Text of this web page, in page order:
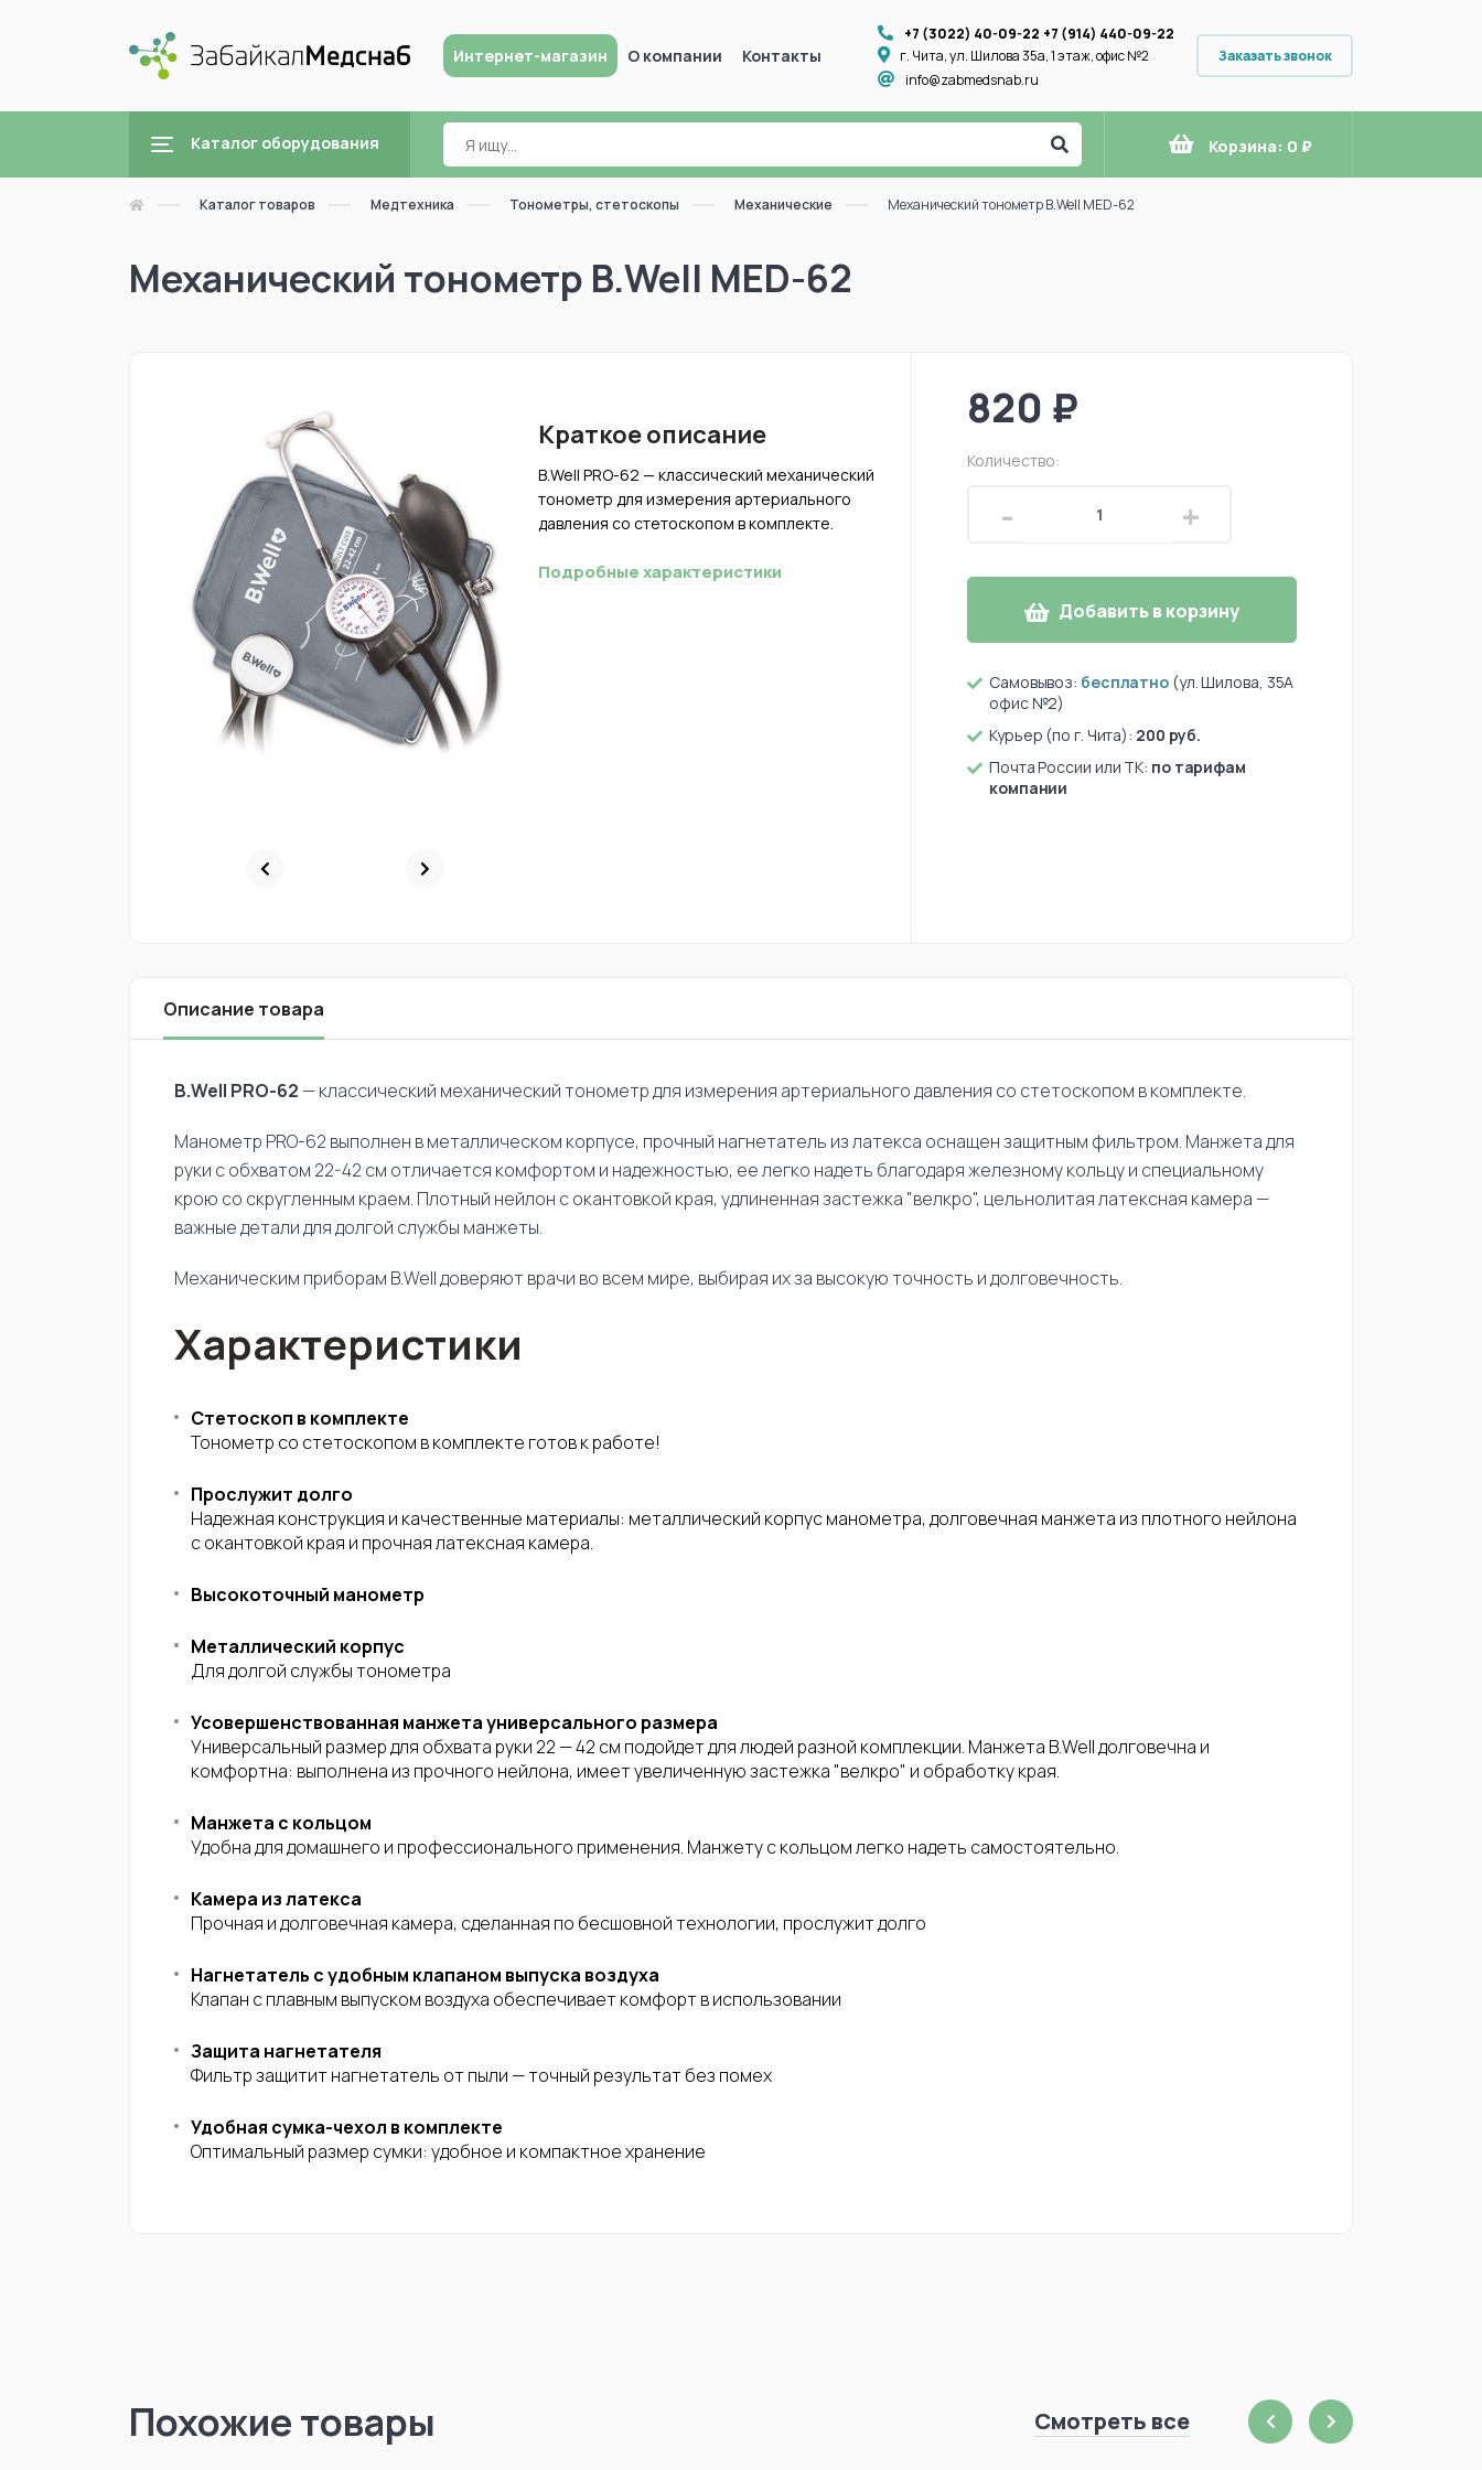
Интернет-магазин О компании Контакты
+7 (3022) 40-09-22 +7 (914) 440-09-22
г. Чита, ул. Шилова 35а, 1 этаж, офис №2
info@zabmedsnab.ru
Заказать звонок
Каталог оборудования Корзина: 0 ₽
Каталог товаров Медтехника Тонометры, стетоскопы Механические Механический тонометр B.Well MED-62
Механический тонометр B.Well MED-62
Краткое описание
B.Well PRO-62 — классический механический
тонометр для измерения артериального
давления со стетоскопом в комплекте.
Подробные характеристики
820 ₽
Количество:
- +
Добавить в корзину
Самовывоз: бесплатно (ул. Шилова, 35А
офис №2)
Курьер (по г. Чита): 200 руб.
Почта России или ТК: по тарифам
компании
Описание товара
B.Well PRO-62 — классический механический тонометр для измерения артериального давления со стетоскопом в комплекте.
Манометр PRO-62 выполнен в металлическом корпусе, прочный нагнетатель из латекса оснащен защитным фильтром. Манжета для
руки с обхватом 22-42 см отличается комфортом и надежностью, ее легко надеть благодаря железному кольцу и специальному
крою со скругленным краем. Плотный нейлон с окантовкой края, удлиненная застежка "велкро", цельнолитая латексная камера —
важные детали для долгой службы манжеты.
Механическим приборам B.Well доверяют врачи во всем мире, выбирая их за высокую точность и долговечность.
Характеристики
Стетоскоп в комплекте
Тонометр со стетоскопом в комплекте готов к работе!
Прослужит долго
Надежная конструкция и качественные материалы: металлический корпус манометра, долговечная манжета из плотного нейлона
с окантовкой края и прочная латексная камера.
Высокоточный манометр
Металлический корпус
Для долгой службы тонометра
Усовершенствованная манжета универсального размера
Универсальный размер для обхвата руки 22 — 42 см подойдет для людей разной комплекции. Манжета B.Well долговечна и
комфортна: выполнена из прочного нейлона, имеет увеличенную застежка "велкро" и обработку края.
Манжета с кольцом
Удобна для домашнего и профессионального применения. Манжету с кольцом легко надеть самостоятельно.
Камера из латекса
Прочная и долговечная камера, сделанная по бесшовной технологии, прослужит долго
Нагнетатель с удобным клапаном выпуска воздуха
Клапан с плавным выпуском воздуха обеспечивает комфорт в использовании
Защита нагнетателя
Фильтр защитит нагнетатель от пыли — точный результат без помех
Удобная сумка-чехол в комплекте
Оптимальный размер сумки: удобное и компактное хранение
Похожие товары Смотреть все